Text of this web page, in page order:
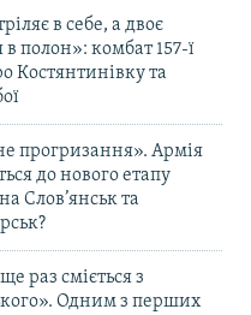
в себе, а двоє
в полон»: комбат 157-ї
Костянтинівку та
прогризання». Армія
до нового етапу
Слов’янськ та
раз сміється з
Одним з перших